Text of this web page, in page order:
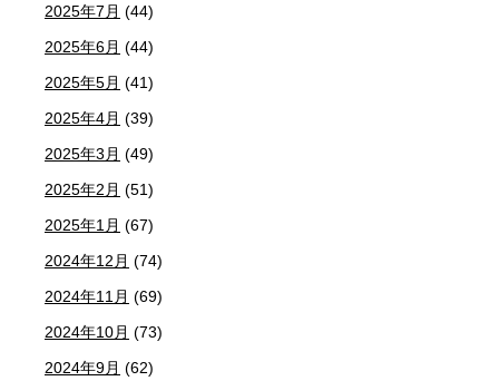
2025年7月 (44)
2025年6月 (44)
2025年5月 (41)
2025年4月 (39)
2025年3月 (49)
2025年2月 (51)
2025年1月 (67)
2024年12月 (74)
2024年11月 (69)
2024年10月 (73)
2024年9月 (62)